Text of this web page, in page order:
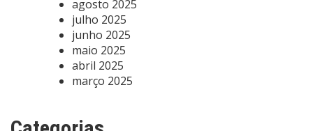
agosto 2025
julho 2025
junho 2025
maio 2025
abril 2025
março 2025